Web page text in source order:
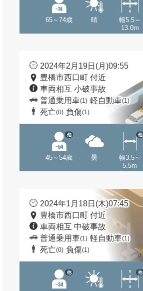
65～74歳 晴
幅5.5～
13.0m
2024年2月19日(月)09:55
豊橋市西口町 付近
車両相互 小破事故
普通乗用車(1) 軽自動車(1)
死亡(0) 負傷(1)
45～54歳
他
曇
幅3.5～
5.5m
他
2024年1月18日(木)07:45
豊橋市西口町 付近
車両相互 中破事故
普通乗用車(1) 軽自動車(1)
死亡(0) 負傷(1)
他 他